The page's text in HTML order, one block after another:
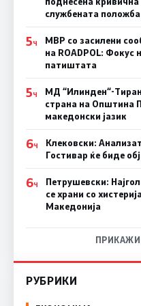
службената
5Ч
МВР со засилени
на ROADPOL: Фокус
патиштата
5Ч
МД “Илинден“-
страна на Општина
македонски јазик
6Ч
Клековски:
Гостивар ќе биде
6Ч
Петрушевски:
се храни со
Македонија
РУБРИКИ